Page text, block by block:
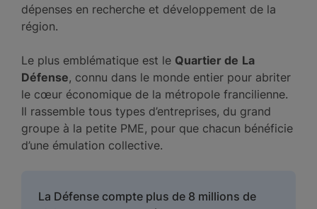
dépenses en recherche et développement de la
région.
Le plus emblématique est le Quartier de La
Défense, connu dans le monde entier pour abriter
le cœur économique de la métropole francilienne.
Il rassemble tous types d’entreprises, du grand
groupe à la petite PME, pour que chacun bénéficie
d’une émulation collective.
La Défense compte plus de 8 millions de